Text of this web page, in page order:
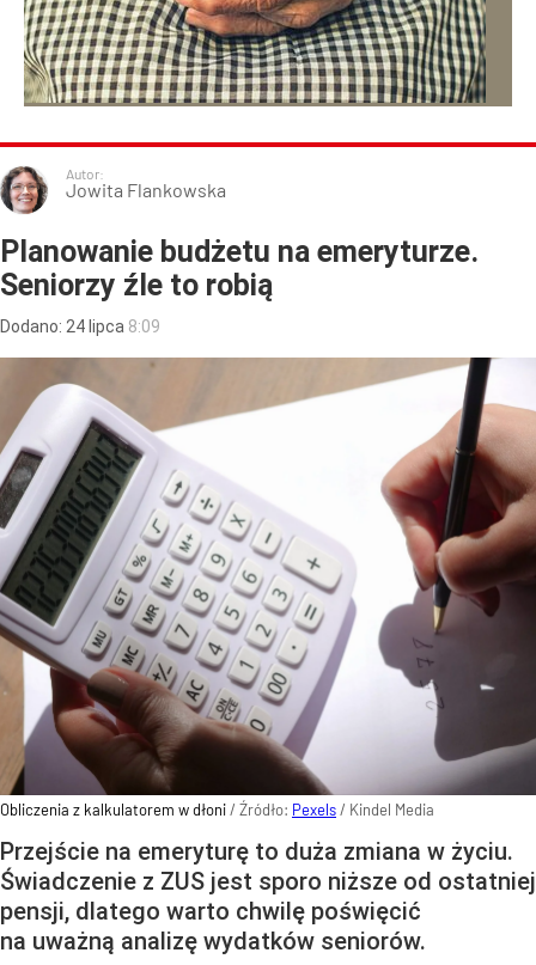
Autor:
Jowita Flankowska
Planowanie budżetu na emeryturze.
Seniorzy źle to robią
Dodano: 24 lipca 8:09
Obliczenia z kalkulatorem w dłoni/ Źródło: Pexels/ Kindel Media
Przejście na emeryturę to duża zmiana w życiu.
Świadczenie z ZUS jest sporo niższe od ostatniej
pensji, dlatego warto chwilę poświęcić
na uważną analizę wydatków seniorów.